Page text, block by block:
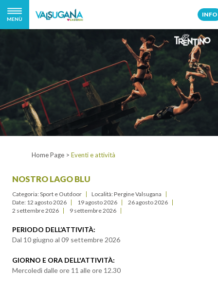
MENÙ
INFO
Home Page > Eventi e attività
NOSTRO LAGO BLU
Categoria: Sport e Outdoor
Località: Pergine Valsugana
Date: 12 agosto 2026 19 agosto 2026
26 agosto 2026
2 settembre 2026
9 settembre 2026
PERIODO DELL’ATTIVITÀ:
Dal 10 giugno al 09 settembre 2026
GIORNO E ORA DELL'ATTIVITÀ:
Mercoledì dalle ore 11 alle ore 12.30